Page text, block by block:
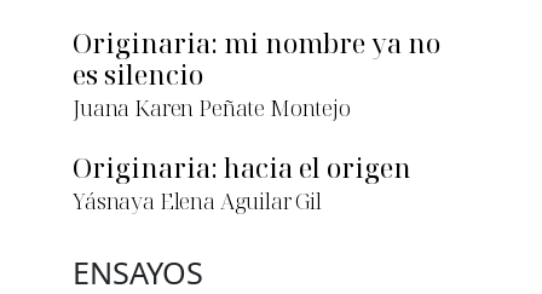
Originaria: mi nombre ya no
es silencio
Juana Karen Peñate Montejo
Originaria: hacia el origen
Yásnaya Elena Aguilar Gil
ENSAYOS